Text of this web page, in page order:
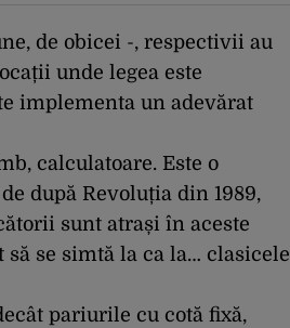
de obicei -, respectivii au
unde legea este
implementa un adevărat
calculatoare. Este o
după Revoluția din 1989,
sunt atrași în aceste
se simtă la ca la… clasicele
pariurile cu cotă fixă,